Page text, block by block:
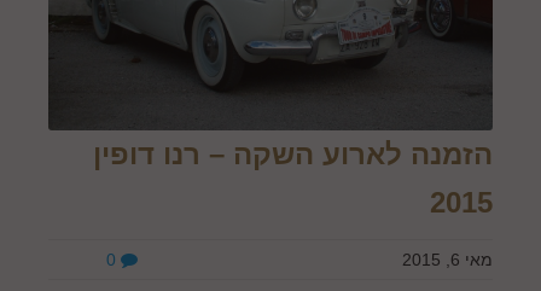
הזמנה לארוע השקה – רנו דופין
2015
מאי 6, 2015